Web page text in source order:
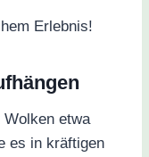
Erlebnis!
Wolken etwa
es in kräftigen